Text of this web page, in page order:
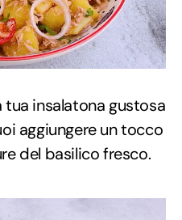
tua insalatona gustosa
aggiungere un tocco
del basilico fresco.